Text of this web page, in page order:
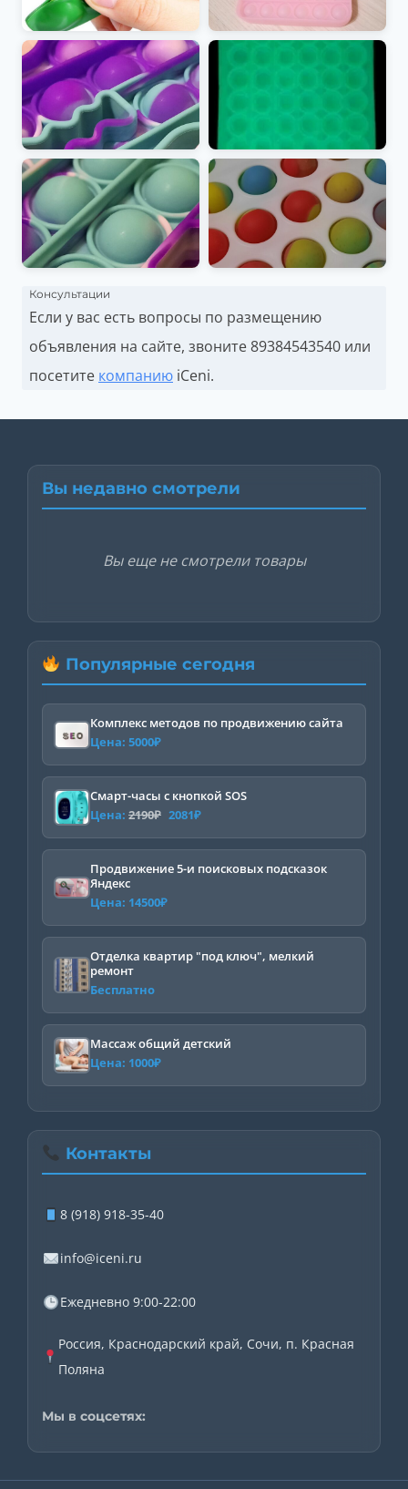
Консультации
Если у вас есть вопросы по размещению
объявления на сайте, звоните89384543540 или
посетите компанию iCeni.
Вы недавно смотрели
Вы еще не смотрели товары
Популярные сегодня
Комплекс методов по продвижению сайта
Цена: 5000₽
Смарт-часы с кнопкой SOS
Цена: 2190₽ Первоначальная
цена
составляла
2081₽Текущая
цена:
Продвижение 5-и поисковых подсказок
Яндекс
Цена: 14500₽
Отделка квартир "под ключ", мелкий
ремонт
Бесплатно
Массаж общий детский
Цена: 1000₽
Контакты
8 (918) 918-35-40
info@iceni.ru
Ежедневно 9:00-22:00
Россия, Краснодарский край, Сочи, п. Красная
Поляна
Мы в соцсетях: